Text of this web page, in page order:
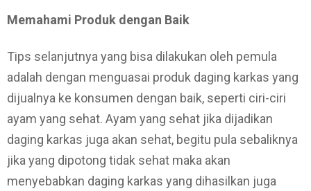
Memahami Produk dengan Baik
Tips selanjutnya yang bisa dilakukan oleh pemula
adalah dengan menguasai produk daging karkas yang
dijualnya ke konsumen dengan baik, seperti ciri-ciri
ayam yang sehat. Ayam yang sehat jika dijadikan
daging karkas juga akan sehat, begitu pula sebaliknya
jika yang dipotong tidak sehat maka akan
menyebabkan daging karkas yang dihasilkan juga